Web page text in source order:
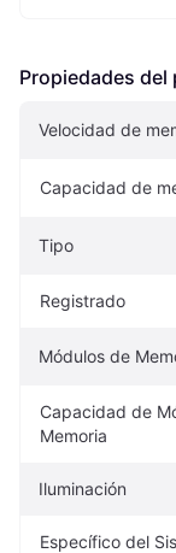
Propiedades
Velocidad de
Capacidad de
Tipo
Registrado
Módulos de
Capacidad de
Memoria
Iluminación
Específico del